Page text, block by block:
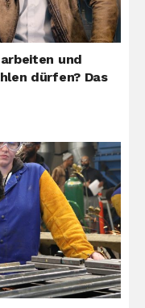
und
dürfen? Das